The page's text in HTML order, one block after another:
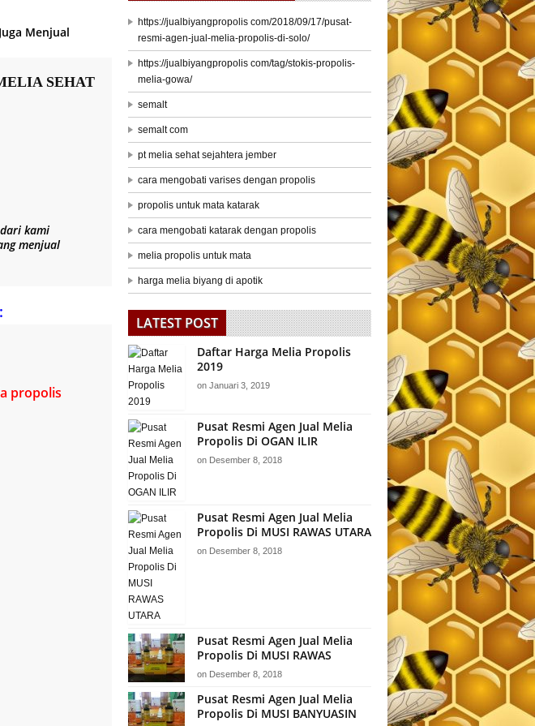
Menjual
SEHAT
kami
menjual
propolis
https://jualbiyangpropolis com/2018/09/17/pusat-
resmi-agen-jual-melia-propolis-di-solo/
https://jualbiyangpropolis com/tag/stokis-propolis-
melia-gowa/
semalt
semalt com
pt melia sehat sejahtera jember
cara mengobati varises dengan propolis
propolis untuk mata katarak
cara mengobati katarak dengan propolis
melia propolis untuk mata
harga melia biyang di apotik
LATEST POST
Daftar Harga Melia Propolis
2019
on Januari 3, 2019
Pusat Resmi Agen Jual Melia
Propolis Di OGAN ILIR
on Desember 8, 2018
Pusat Resmi Agen Jual Melia
Propolis Di MUSI RAWAS UTARA
on Desember 8, 2018
Pusat Resmi Agen Jual Melia
Propolis Di MUSI RAWAS
on Desember 8, 2018
Pusat Resmi Agen Jual Melia
Propolis Di MUSI BANYUASIN